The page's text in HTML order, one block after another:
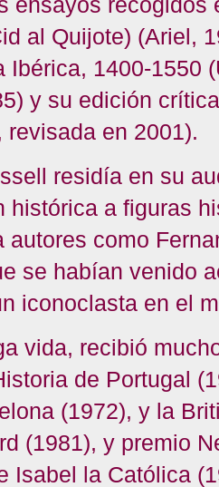
al Quijote) (Ariel,
Ibérica, 1400-1550
y su edición
revisada en 2001).
residía en su
histórica a figuras
autores como
se habían venido
iconoclasta en el
vida, recibió
de Portugal
(1972), y la
(1981), y premio
Isabel la Católica